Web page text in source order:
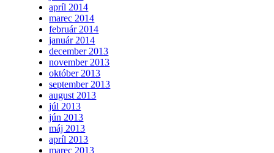
apríl 2014
marec 2014
február 2014
január 2014
december 2013
november 2013
október 2013
september 2013
august 2013
júl 2013
jún 2013
máj 2013
apríl 2013
marec 2013